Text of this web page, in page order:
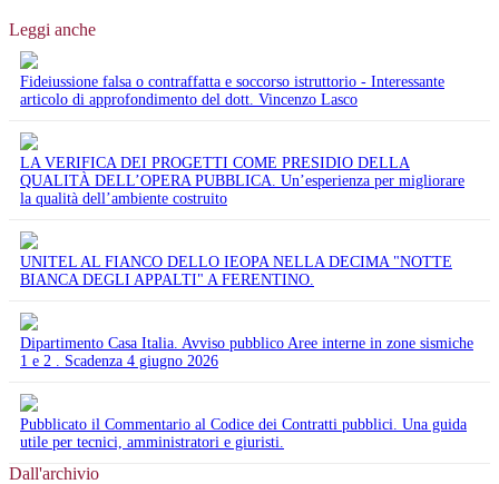
Leggi anche
Fideiussione falsa o contraffatta e soccorso istruttorio - Interessante
articolo di approfondimento del dott. Vincenzo Lasco
LA VERIFICA DEI PROGETTI COME PRESIDIO DELLA
QUALITÀ DELL’OPERA PUBBLICA. Un’esperienza per migliorare
la qualità dell’ambiente costruito
UNITEL AL FIANCO DELLO IEOPA NELLA DECIMA "NOTTE
BIANCA DEGLI APPALTI" A FERENTINO.
Dipartimento Casa Italia. Avviso pubblico Aree interne in zone sismiche
1 e 2 . Scadenza 4 giugno 2026
Pubblicato il Commentario al Codice dei Contratti pubblici. Una guida
utile per tecnici, amministratori e giuristi.
Dall'archivio